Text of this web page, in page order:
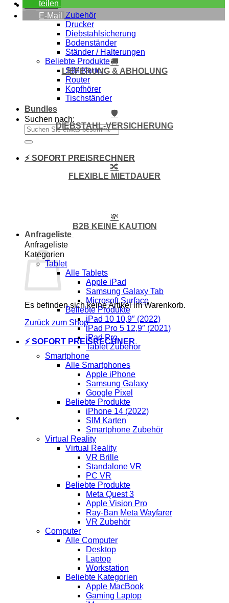
Zubehör
Alles Zubehör
Drucker
Diebstahlsicherung
Bodenständer
Ständer / Halterungen
Beliebte Produkte
SIM Karten
Router
Kopfhörer
Tischständer
Bundles
Suchen nach:
⚡ SOFORT PREISRECHNER
Anfrageliste
Anfrageliste
Es befinden sich keine Artikel im Warenkorb.
Zurück zum Shop
⚡ SOFORT PREISRECHNER
teilen
E-Mail
🚚
LIEFERUNG & ABHOLUNG
🛡️
DIEBSTAHL-VERSICHERUNG
🔀
FLEXIBLE MIETDAUER
💸
B2B KEINE KAUTION
Kategorien
Tablet
Alle Tablets
Apple iPad
Samsung Galaxy Tab
Microsoft Surface
Beliebte Produkte
iPad 10 10,9″ (2022)
iPad Pro 5 12,9″ (2021)
iPad Pro
Tablet Zubehör
Smartphone
Alle Smartphones
Apple iPhone
Samsung Galaxy
Google Pixel
Beliebte Produkte
iPhone 14 (2022)
SIM Karten
Smartphone Zubehör
Virtual Reality
Virtual Reality
VR Brille
Standalone VR
PC VR
Beliebte Produkte
Meta Quest 3
Apple Vision Pro
Ray-Ban Meta Wayfarer
VR Zubehör
Computer
Alle Computer
Desktop
Laptop
Workstation
Beliebte Kategorien
Apple MacBook
Gaming Laptop